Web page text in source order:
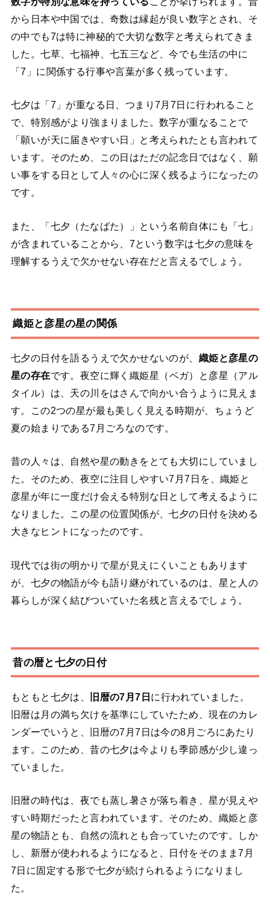
から日本や中国では、奇数は縁起が良い数字とされ、そ
の中でも7は特に神秘的で大切な数字と考えられてきま
した。七草、七福神、七五三など、今でも生活の中に
「7」に関係する行事や言葉が多く残っています。
七夕は「7」が重なる日、つまり7月7日に行われること
で、特別感がより強まりました。数字が重なることで
「願いが天に届きやすい日」と考えられたとも言われて
います。そのため、この日はただの記念日ではなく、願
い事をする日として人々の心に深く残るようになったの
です。
また、「七夕（たなばた）」という名前自体にも「七」
が含まれていることから、7という数字は七夕の意味を
理解するうえで欠かせない存在だと言えるでしょう。
織姫と彦星の星の関係
七夕の日付を語るうえで欠かせないのが、 織姫と彦星の
星の存在です。夜空に輝く織姫星（ベガ）と彦星（アル
タイル）は、天の川をはさんで向かい合うように見えま
す。この2つの星が最も美しく見える時期が、ちょうど
夏の始まりである7月ごろなのです。
昔の人々は、自然や星の動きをとても大切にしていまし
た。そのため、夜空に注目しやすい7月7日を、織姫と
彦星が年に一度だけ会える特別な日として考えるように
なりました。この星の位置関係が、七夕の日付を決める
大きなヒントになったのです。
現代では街の明かりで星が見えにくいこともあります
が、七夕の物語が今も語り継がれているのは、星と人の
暮らしが深く結びついていた名残と言えるでしょう。
昔の暦と七夕の日付
もともと七夕は、 旧暦の7月7日に行われていました。
旧暦は月の満ち欠けを基準にしていたため、現在のカレ
ンダーでいうと、旧暦の7月7日は今の8月ごろにあたり
ます。このため、昔の七夕は今よりも季節感が少し違っ
ていました。
旧暦の時代は、夜でも蒸し暑さが落ち着き、星が見えや
すい時期だったと言われています。そのため、織姫と彦
星の物語とも、自然の流れとも合っていたのです。しか
し、新暦が使われるようになると、日付をそのまま7月
7日に固定する形で七夕が続けられるようになりまし
た。